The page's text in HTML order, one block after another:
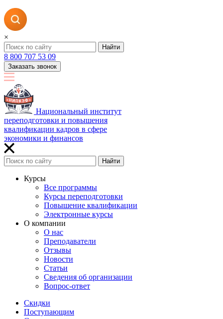
×
Найти
8 800 707 53 09
Заказать звонок
Национальный институт
переподготовки и повышения
квалификации кадров в сфере
экономики и финансов
Найти
Курсы
Все программы
Курсы переподготовки
Повышение квалификации
Электронные курсы
О компании
О нас
Преподаватели
Отзывы
Новости
Статьи
Сведения об организации
Вопрос-ответ
Скидки
Поступающим